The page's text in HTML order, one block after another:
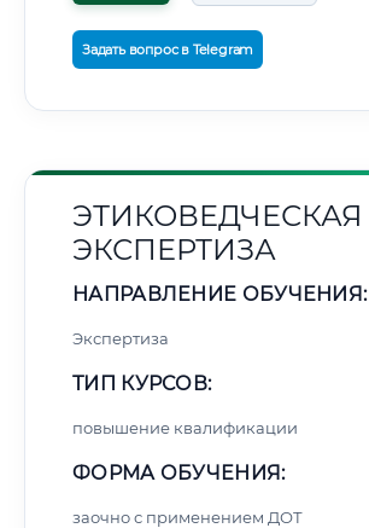
Задать вопрос в Telegram
ЭТИКОВЕДЧЕСКАЯ
ЭКСПЕРТИЗА
НАПРАВЛЕНИЕ ОБУЧЕНИЯ:
Экспертиза
ТИП КУРСОВ:
повышение квалификации
ФОРМА ОБУЧЕНИЯ:
заочно с применением ДОТ